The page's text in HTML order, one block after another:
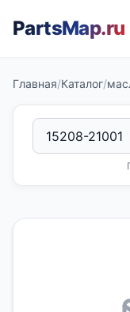
PartsMap.ru
Главная/Каталог/